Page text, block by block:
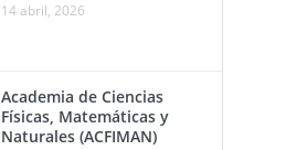
14 abril, 2026
Academia de Ciencias
Físicas, Matemáticas y
Naturales (ACFIMAN)